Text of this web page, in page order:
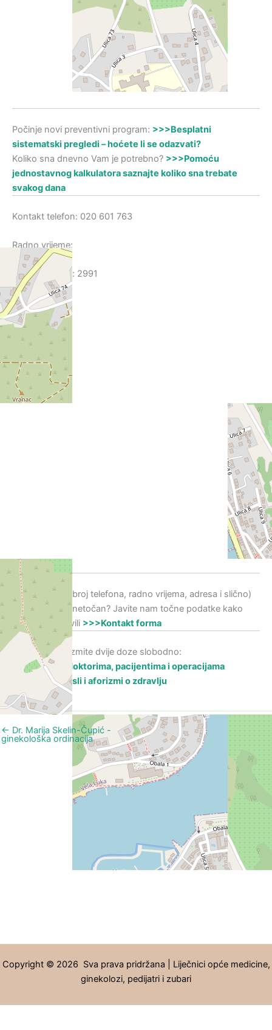
Počinje novi preventivni program: >>>Besplatni
sistematski pregledi – hoćete li se odazvati?
Koliko sna dnevno Vam je potrebno? >>>Pomoću
jednostavnog kalkulatora saznajte koliko sna trebate
svakog dana
Kontakt telefon: 020 601 763
Radno vrijeme:
Broj pacijenata: 2991
Neki podatak (broj telefona, radno vrijema, adresa i slično)
nedostaje ili je netočan? Javite nam točne podatke kako
bismo ih ispravili >>>Kontakt forma
Smijeh liječi! Uzmite dvije doze slobodno:
>>>Vicevi o doktorima, pacijentima i operacijama
>>> Mudre misli i aforizmi o zdravlju
← Dr. Marija Skelin-Čupić -
ginekološka ordinacija
Dr. Elvira Škunca-Radman -
ginekološka ordinacija →
Copyright © 2026 Sva prava pridržana | Liječnici opće medicine,
ginekolozi, pedijatri i zubari